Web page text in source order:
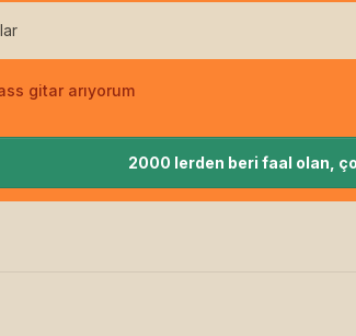
gitar arıyorum
2000 lerden beri faal olan,